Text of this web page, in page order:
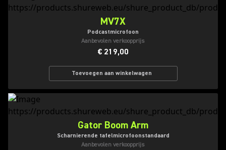
MV7X
Podcastmicrofoon
Aanbevolen verkoopprijs
€ 219,00
Toevoegen aan winkelwagen
Gator Boom Arm
Scharnierende tafelmicrofoonstandaard
Aanbevolen verkoopprijs